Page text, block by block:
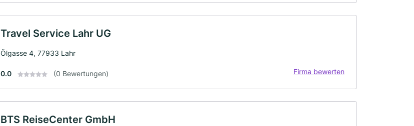
Travel Service Lahr UG
Ölgasse 4, 77933 Lahr
0.0 (0 Bewertungen) Firma bewerten
BTS ReiseCenter GmbH